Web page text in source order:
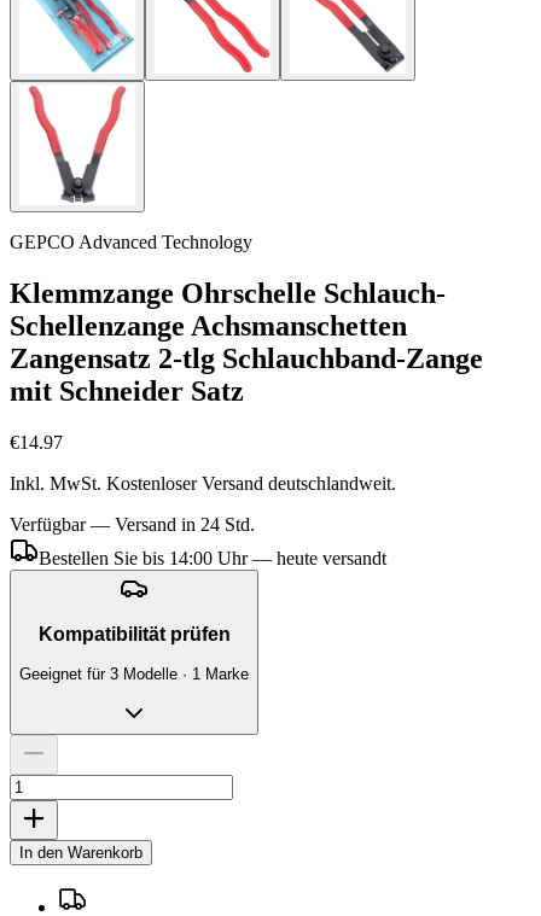
GEPCO Advanced Technology
Klemmzange Ohrschelle Schlauch-
Schellenzange Achsmanschetten
Zangensatz 2-tlg Schlauchband-Zange
mit Schneider Satz
€14.97
Inkl. MwSt. Kostenloser Versand deutschlandweit.
Verfügbar — Versand in 24 Std.
Bestellen Sie bis 14:00 Uhr — heute versandt
Kompatibilität prüfen
Geeignet für 3 Modelle · 1 Marke
In den Warenkorb